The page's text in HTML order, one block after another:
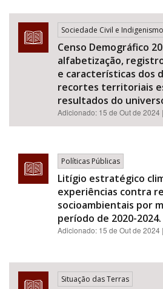
Sociedade Civil e Indigenismo
Censo Demográfico
alfabetização,
e características dos
recortes territoriais
resultados do
Adicionado: 15 de Out de 2024
Políticas Públicas
Litígio estratégico
experiências contra
socioambientais por
período de 2020-2024.
Adicionado: 15 de Out de 2024
Situação das Terras